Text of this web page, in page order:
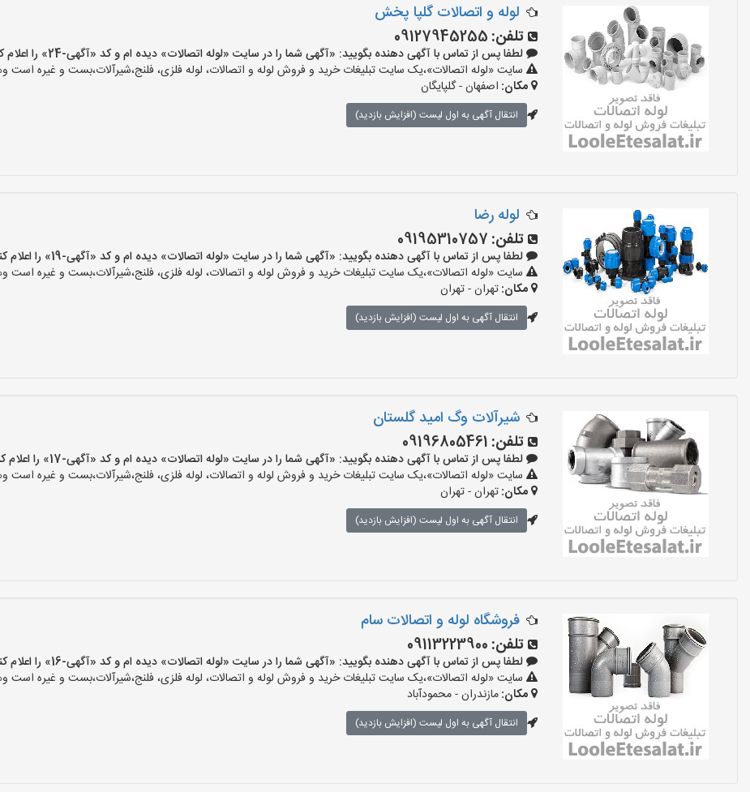
لوله و اتصالات گلپا پخش
تلفن: 09127945255
لطفا پس از تماس با آگهی دهنده بگویید: «آگهی شما را در سایت «لوله اتصالات» دیده ام و کد «آگهی-24» را اعلام کنید»
سایت «لوله اتصالات»،یک سایت تبلیغات خرید و فروش لوله و اتصالات، لوله فلزی، فلنج،شیرآلات،بست و غیره است
مکان: اصفهان - گلپایگان
انتقال آگهی به اول لیست (افزایش بازدید)
لوله رضا
تلفن: 09195310757
لطفا پس از تماس با آگهی دهنده بگویید: «آگهی شما را در سایت «لوله اتصالات» دیده ام و کد «آگهی-19» را اعلام کنید»
سایت «لوله اتصالات»،یک سایت تبلیغات خرید و فروش لوله و اتصالات، لوله فلزی، فلنج،شیرآلات،بست و غیره است
مکان:تهران - تهران
انتقال آگهی به اول لیست (افزایش بازدید)
شیرآلات وگ امید گلستان
تلفن: 09196805461
لطفا پس از تماس با آگهی دهنده بگویید: «آگهی شما را در سایت «لوله اتصالات» دیده ام و کد «آگهی-17» را اعلام کنید»
سایت «لوله اتصالات»،یک سایت تبلیغات خرید و فروش لوله و اتصالات، لوله فلزی، فلنج،شیرآلات،بست و غیره است
مکان:تهران - تهران
انتقال آگهی به اول لیست (افزایش بازدید)
فروشگاه لوله و اتصالات سام
تلفن: 09113223900
لطفا پس از تماس با آگهی دهنده بگویید: «آگهی شما را در سایت «لوله اتصالات» دیده ام و کد «آگهی-16» را اعلام کنید»
سایت «لوله اتصالات»،یک سایت تبلیغات خرید و فروش لوله و اتصالات، لوله فلزی، فلنج،شیرآلات،بست و غیره است
مکان:مازندران - محمودآباد
انتقال آگهی به اول لیست (افزایش بازدید)